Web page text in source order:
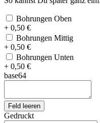
Bohrungen Oben
+ 0,50 €
Bohrungen Mittig
+ 0,50 €
Bohrungen Unten
+ 0,50 €
base64
Feld leeren
Gedruckt